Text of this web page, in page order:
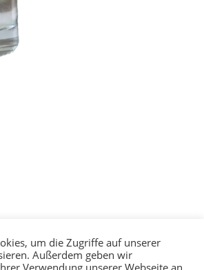
Reserved |Datenschutzerklärung
mit♥umgesetzt von
um die Zugriffe auf unserer
Außerdem geben wir
Verwendung unserer Webseite an